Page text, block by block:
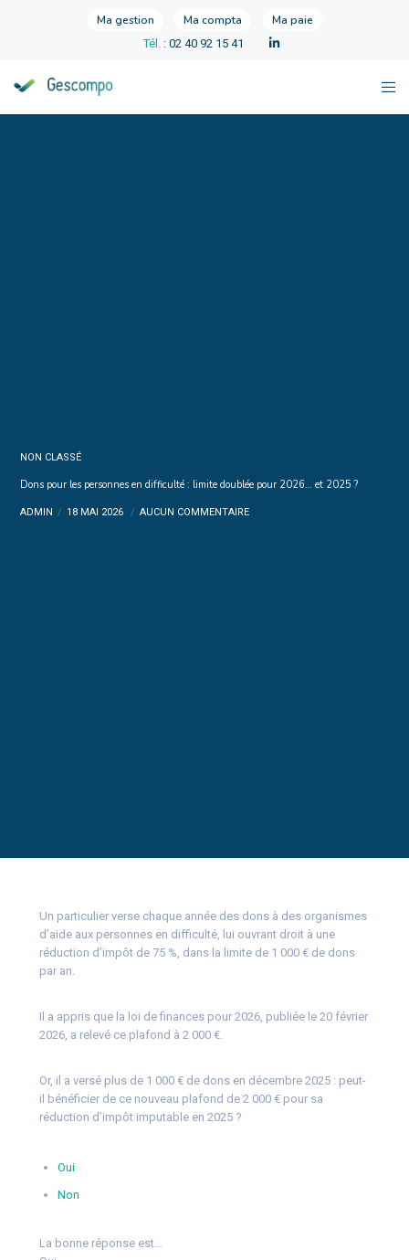
Ma gestion Ma compta Ma paie
Tél. : 02 40 92 15 41
NON CLASSÉ
Dons pour les personnes en difficulté : limite doublée pour 2026… et 2025 ?
ADMIN 18 MAI 2026 AUCUN COMMENTAIRE
Un particulier verse chaque année des dons à des organismes
d’aide aux personnes en difficulté, lui ouvrant droit à une
réduction d’impôt de 75 %, dans la limite de 1 000 € de dons
par an.
Il a appris que la loi de finances pour 2026, publiée le 20 février
2026, a relevé ce plafond à 2 000 €.
Or, il a versé plus de 1 000 € de dons en décembre 2025 : peut-
il bénéficier de ce nouveau plafond de 2 000 € pour sa
réduction d’impôt imputable en 2025 ?
Oui
Non
La bonne réponse est…